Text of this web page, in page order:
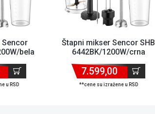
Sencor
bela
u RSD
Štapni mikser Sencor SHB
6442BK/1200W/crna
7.599,00
**cene su izražene u RSD